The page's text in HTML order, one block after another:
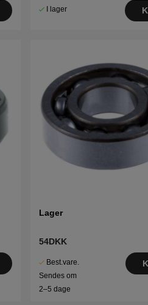
I lager
Lager
54DKK
Best.vare.
Sendes om
2–5 dage